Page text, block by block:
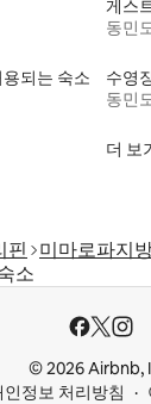
게스
동민
되는 숙소
수영
동민
더 보
핀 미마로파지
소
© 2026 Airbnb,
인정보 처리방침